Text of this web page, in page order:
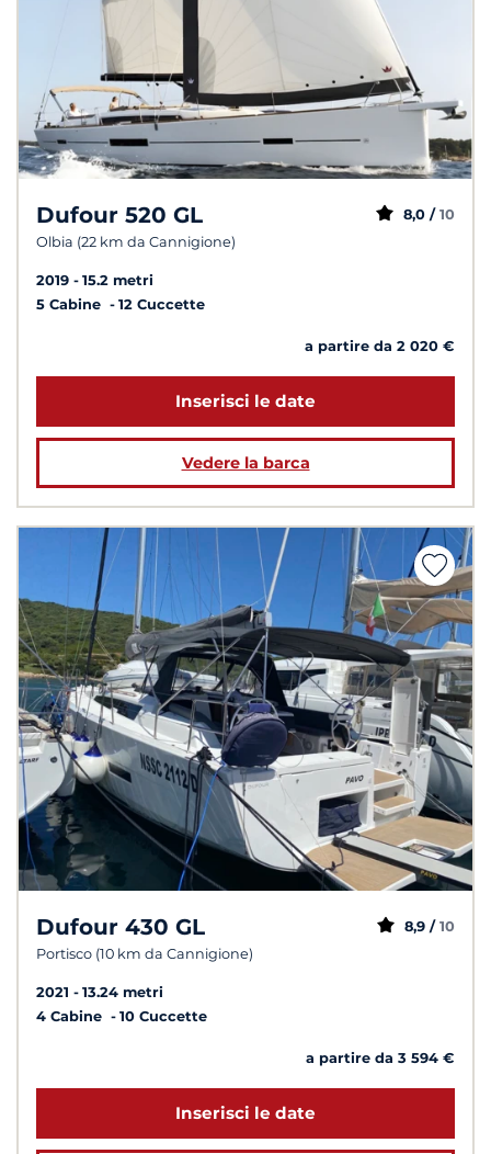
Dufour 520 GL
Olbia (22 km da Cannigione)
8,0 / 10
2019
15.2 metri
5 Cabine
12 Cuccette
a partire da 2 020 €
Inserisci le date
Vedere la barca
Dufour 430 GL
Portisco (10 km da Cannigione)
8,9 / 10
2021
13.24 metri
4 Cabine
10 Cuccette
a partire da 3 594 €
Inserisci le date